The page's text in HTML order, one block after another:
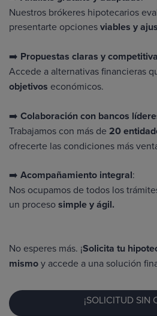
Nuestros brókeres hipotecarios
presentarte opcionesviables y
➡️ Propuestas claras y
Accede a alternativas financieras
objetivos económicos.
➡️ Colaboración con bancos
Trabajamos con más de 20
ofrecerte las condiciones más
➡️ Acompañamiento integral:
Nos ocupamos de todos los
un procesosimple y ágil.
No esperes más. ¡Solicita tu
mismoy accede a una solución
¡SOLICITUD SIN